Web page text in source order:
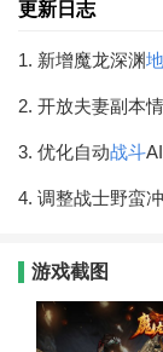
更新日志
1. 新增魔龙深渊
2. 开放夫妻副本
3. 优化自动战斗
4. 调整战士野蛮
游戏截图